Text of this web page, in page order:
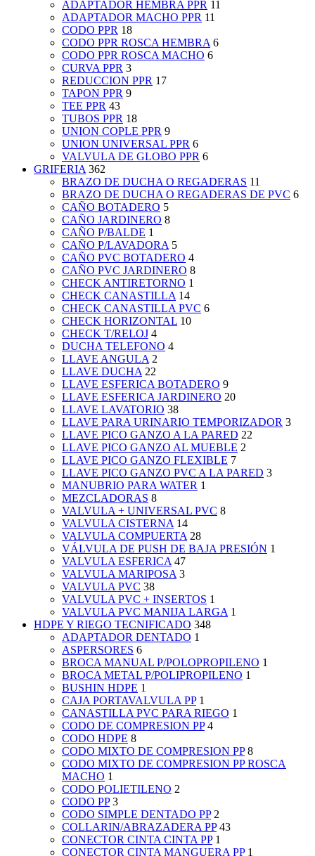
ADAPTADOR HEMBRA PPR 11
ADAPTADOR MACHO PPR 11
CODO PPR 18
CODO PPR ROSCA HEMBRA 6
CODO PPR ROSCA MACHO 6
CURVA PPR 3
REDUCCION PPR 17
TAPON PPR 9
TEE PPR 43
TUBOS PPR 18
UNION COPLE PPR 9
UNION UNIVERSAL PPR 6
VALVULA DE GLOBO PPR 6
GRIFERIA 362
BRAZO DE DUCHA O REGADERAS 11
BRAZO DE DUCHA O REGADERAS DE PVC 6
CAÑO BOTADERO 5
CAÑO JARDINERO 8
CAÑO P/BALDE 1
CAÑO P/LAVADORA 5
CAÑO PVC BOTADERO 4
CAÑO PVC JARDINERO 8
CHECK ANTIRETORNO 1
CHECK CANASTILLA 14
CHECK CANASTILLA PVC 6
CHECK HORIZONTAL 10
CHECK T/RELOJ 4
DUCHA TELEFONO 4
LLAVE ANGULA 2
LLAVE DUCHA 22
LLAVE ESFERICA BOTADERO 9
LLAVE ESFERICA JARDINERO 20
LLAVE LAVATORIO 38
LLAVE PARA URINARIO TEMPORIZADOR 3
LLAVE PICO GANZO A LA PARED 22
LLAVE PICO GANZO AL MUEBLE 2
LLAVE PICO GANZO FLEXIBLE 7
LLAVE PICO GANZO PVC A LA PARED 3
MANUBRIO PARA WATER 1
MEZCLADORAS 8
VALVULA + UNIVERSAL PVC 8
VALVULA CISTERNA 14
VALVULA COMPUERTA 28
VÁLVULA DE PUSH DE BAJA PRESIÓN 1
VALVULA ESFERICA 47
VALVULA MARIPOSA 3
VALVULA PVC 38
VALVULA PVC + INSERTOS 1
VALVULA PVC MANIJA LARGA 1
HDPE Y RIEGO TECNIFICADO 348
ADAPTADOR DENTADO 1
ASPERSORES 6
BROCA MANUAL P/POLOPROPILENO 1
BROCA METAL P/POLIPROPILENO 1
BUSHIN HDPE 1
CAJA PORTAVALVULA PP 1
CANASTILLA PVC PARA RIEGO 1
CODO DE COMPRESION PP 4
CODO HDPE 8
CODO MIXTO DE COMPRESION PP 8
CODO MIXTO DE COMPRESION PP ROSCA
MACHO 1
CODO POLIETILENO 2
CODO PP 3
CODO SIMPLE DENTADO PP 2
COLLARIN/ABRAZADERA PP 43
CONECTOR CINTA CINTA PP 1
CONECTOR CINTA MANGUERA PP 1